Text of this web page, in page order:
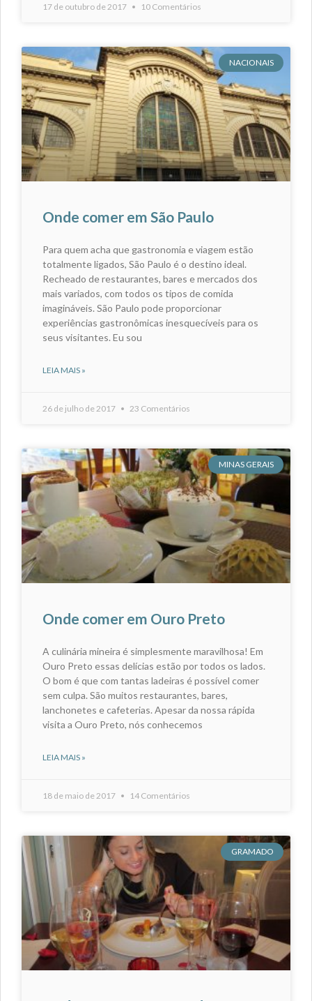
17 de outubro de 2017 10 Comentários
NACIONAIS
Onde comer em São Paulo
Para quem acha que gastronomia e viagem estão
totalmente ligados, São Paulo é o destino ideal.
Recheado de restaurantes, bares e mercados dos
mais variados, com todos os tipos de comida
imagináveis. São Paulo pode proporcionar
experiências gastronômicas inesquecíveis para os
seus visitantes. Eu sou
LEIA MAIS »
26 de julho de 2017 23 Comentários
MINAS GERAIS
Onde comer em Ouro Preto
A culinária mineira é simplesmente maravilhosa! Em
Ouro Preto essas delícias estão por todos os lados.
O bom é que com tantas ladeiras é possível comer
sem culpa. São muitos restaurantes, bares,
lanchonetes e cafeterias. Apesar da nossa rápida
visita a Ouro Preto, nós conhecemos
LEIA MAIS »
18 de maio de 2017 14 Comentários
GRAMADO